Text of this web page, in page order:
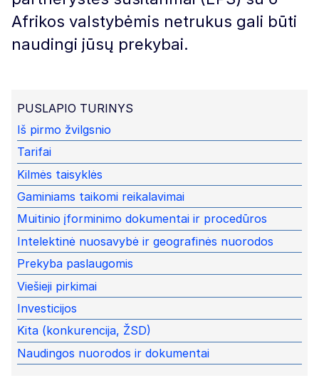
Afrikos valstybėmis netrukus gali būti
naudingi jūsų prekybai.
PUSLAPIO TURINYS
Iš pirmo žvilgsnio
Tarifai
Kilmės taisyklės
Gaminiams taikomi reikalavimai
Muitinio įforminimo dokumentai ir procedūros
Intelektinė nuosavybė ir geografinės nuorodos
Prekyba paslaugomis
Viešieji pirkimai
Investicijos
Kita (konkurencija, ŽSD)
Naudingos nuorodos ir dokumentai